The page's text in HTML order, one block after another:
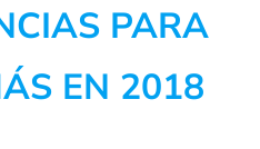
PARA
EN 2018